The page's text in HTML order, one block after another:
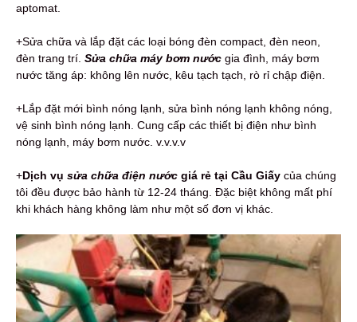
aptomat.
+Sửa chữa và lắp đặt các loại bóng đèn compact, đèn neon,
đèn trang trí. Sửa chữa máy bơm nước gia đình, máy bơm
nước tăng áp: không lên nước, kêu tạch tạch, rò rỉ chập điện.
+Lắp đặt mới bình nóng lạnh, sửa bình nóng lạnh không nóng,
vệ sinh bình nóng lạnh. Cung cấp các thiết bị điện như bình
nóng lạnh, máy bơm nước. v.v.v.v
+Dịch vụ sửa chữa điện nước giá rẻ tại Cầu Giấy của chúng
tôi đều được bảo hành từ 12-24 tháng. Đặc biệt không mất phí
khi khách hàng không làm như một số đơn vị khác.